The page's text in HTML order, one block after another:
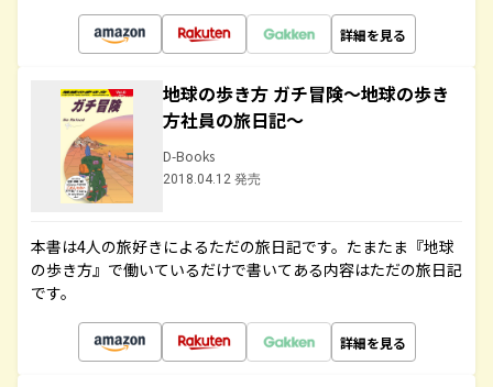
詳細を見る
地球の歩き方 ガチ冒険～地球の歩き
方社員の旅日記～
D-Books
2018.04.12 発売
本書は4人の旅好きによるただの旅日記です。たまたま『地球
の歩き方』で働いているだけで書いてある内容はただの旅日記
です。
詳細を見る